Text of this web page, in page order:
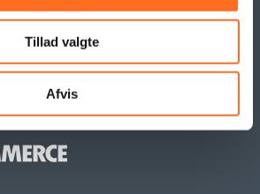
Tillad valgte
Afvis